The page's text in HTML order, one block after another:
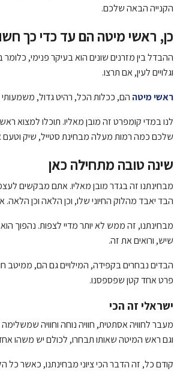
הקנייה הבאה שלכם.
כן, ראשי מיטה הם עד כדי כך
ההבדל בין מזרנים שונים הוא בעיקר פנימי,
וגלויים לעין, אם תרצו.
ראשי מיטה הם, ככלות הכל, רהיט גדול, משמעותי
לנו במדי קומפרט זה מובן מאליו. תוכלו למצוא
שלכם כמה רמות מעלה מבחינת סטייל, שיק וטעם
שינה טובה מתחילה כאן
מבחינתנו זה בגדר מובן מאליו. אתם מבקשים
הבד יאבד מהלוק החיוני שלו, וכן הלאה וכן
מבחינתנו, זה ממש לא יותר מדיי לצפות. נהפוך
שיש, ורואים את זה.
הבדים נבחרים בקפידה, המילויים גם הם, ממיטב
פרט אחד קטן שפספסנו.
ישראלי זה הכי
מעבר לחוויה אסתטית, חוויה נוחה וחוויה
וגם ראש המיטה שאותו תבחרו, לכולם יש משהו
קודם כל, זה הדבר הכי ציוני מבחינתנו, כאשר